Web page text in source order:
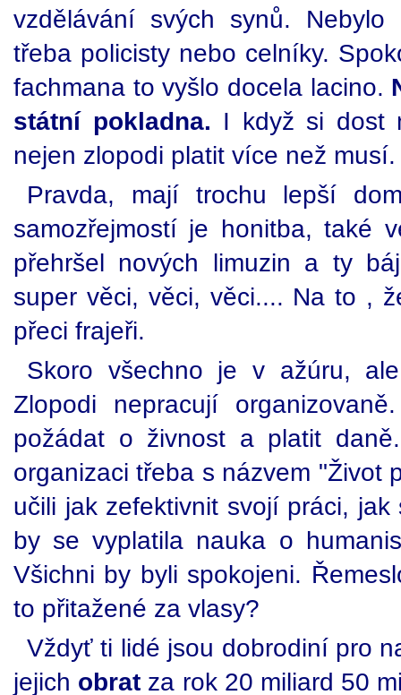
vzdělávání svých synů.
třeba policisty nebo celníky.
fachmana to vyšlo docela lacino.
státní pokladna. I když si dost
nejen zlopodi platit více než musí.
Pravda, mají trochu lepší
samozřejmostí je honitba, také
přehršel nových limuzin a ty
super věci, věci, věci.... Na to ,
přeci frajeři.
Skoro všechno je v ažúru,
Zlopodi nepracují
požádat o živnost a platit
organizaci třeba s názvem "Život
učili jak zefektivnit svojí práci,
by se vyplatila nauka o
Všichni by byli spokojeni.
to přitažené za vlasy?
Vždyť ti lidé jsou dobrodiní pro
jejich obrat za rok 20 miliard 50